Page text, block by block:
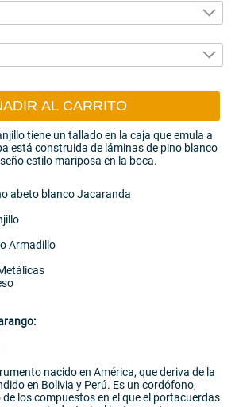
AL CARRITO
tiene un tallado en la caja que emula a
está construida de láminas de pino blanco
estilo mariposa en la boca.
abeto blanco Jacaranda
Armadillo
nacido en América, que deriva de la
en Bolivia y Perú. Es un cordófono,
los compuestos en el que el portacuerdas